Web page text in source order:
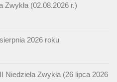
Zwykła (02.08.2026 r.)
2026 roku
Niedziela Zwykła (26 lipca 2026